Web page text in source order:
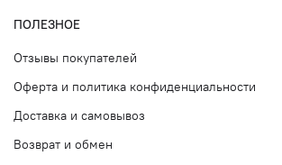
ПОЛЕЗНОЕ
Отзывы покупателей
Оферта и политика конфиденциальности
Доставка и самовывоз
Возврат и обмен